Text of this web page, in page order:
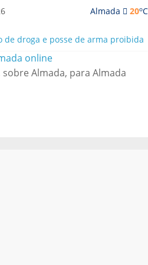
Almada 20oC
droga e posse de arma proibida
ilações e ensinamentos necessários
e ASAE detectam
e restaurantes
“foi um problema de má
sobre Almada, para Almada